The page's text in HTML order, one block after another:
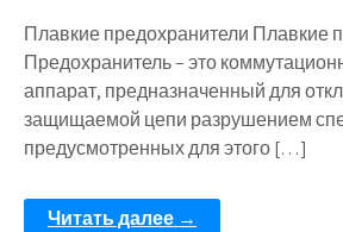
Плавкие предохранители Плавкие
Предохранитель – это
аппарат, предназначенный для
защищаемой цепи разрушением
предусмотренных для этого […]
Читать далее →